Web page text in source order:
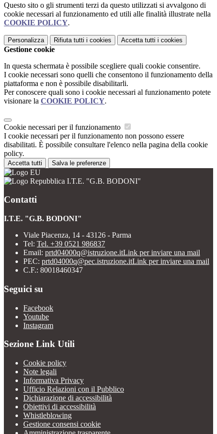
Questo sito o gli strumenti terzi da questo utilizzati si avvalgono di
cookie necessari al funzionamento ed utili alle finalità illustrate nella
COOKIE POLICY.
Personalizza Rifiuta tutti i cookies Accetta tutti i cookies
Gestione cookie
In questa schermata è possibile scegliere quali cookie consentire.
I cookie necessari sono quelli che consentono il funzionamento della
piattaforma e non è possibile disabilitarli.
Per conoscere quali sono i cookie necessari al funzionamento potete
visionare la COOKIE POLICY.
Cookie necessari per il funzionamento
I cookie necessari per il funzionamento non possono essere
disabilitati. È possibile consultare l'elenco nella pagina della cookie
policy.
Accetta tutti Salva le preferenze
I.T.E. "G.B. BODONI"
Contatti
I.T.E. "G.B. BODONI"
Viale Piacenza, 14 - 43126 - Parma
Tel: Tel. +39 0521 986837
Email: prtd04000q@istruzione.itLink per inviare una mail
PEC: prtd04000q@pec.istruzione.itLink per inviare una mail
C.F.: 80018460347
Seguici su
Facebook
Youtube
Instagram
Sezione Link Utili
Cookie policy
Note legali
Informativa Privacy
Ufficio Relazioni con il Pubblico
Dichiarazione di accessibilità
Obiettivi di accessibilità
Whistleblowing
Gestione consensi cookie